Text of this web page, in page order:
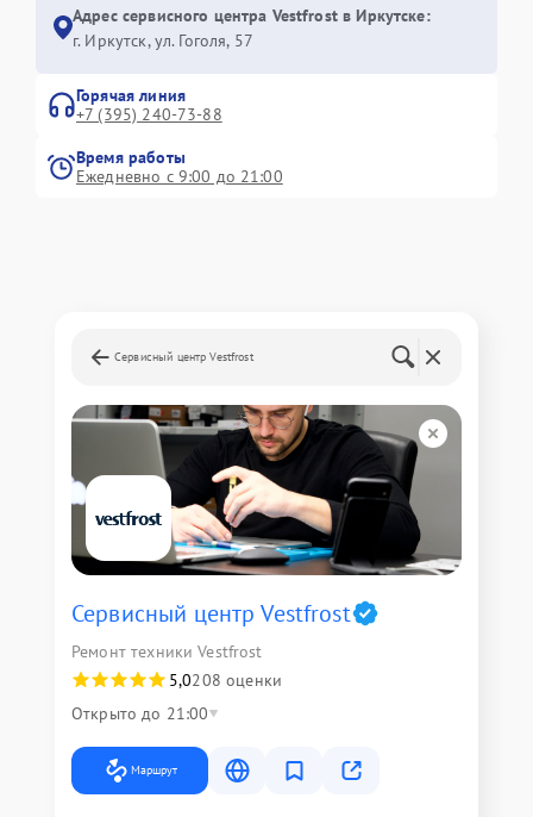
Адрес сервисного центра Vestfrost в Иркутске:
г. Иркутск, ул. ​Гоголя, 57
Горячая линия
+7 (395) 240-73-88
Время работы
Ежедневно с 9:00 до 21:00
Сервисный центр Vestfrost
Сервисный центр Vestfrost
Ремонт техники Vestfrost
5,0208 оценки
Открыто до 21:00
Маршрут